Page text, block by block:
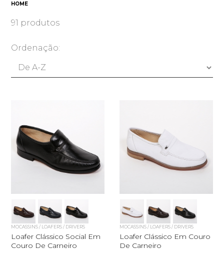
HOME
91 produtos
Ordenação:
MOCASSINS / LOAFERS / DRIVERS
Loafer Clássico Social Em
Couro De Carneiro
MOCASSINS / LOAFERS / DRIVERS
Loafer Clássico Em Couro
De Carneiro